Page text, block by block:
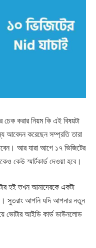
করার নিয়ম কি এই বিষয়টা
আবেদন করেছেন সম্প্রতি তারা
আর যারা আগে ১৭ ভিজিটের
কেউ স্মার্টকার্ড দেওয়া হবে।
হই তখন আমাদেরকে একটা
সুতরাং আপনি যদি আপনার নতুন
ভোটার আইডি কার্ড ডাউনলোড